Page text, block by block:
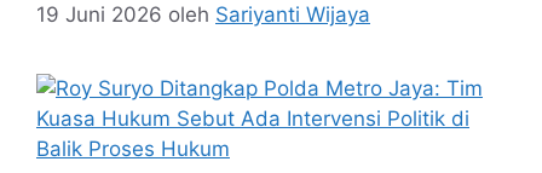
19 Juni 2026 oleh Sariyanti Wijaya